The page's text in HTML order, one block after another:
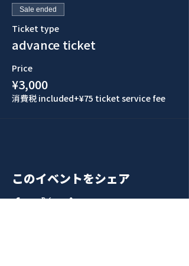
Sale ended
Ticket type
advance ticket
Price
¥3,000
消費税 included+¥75 ticket service fee
このイベントをシェア